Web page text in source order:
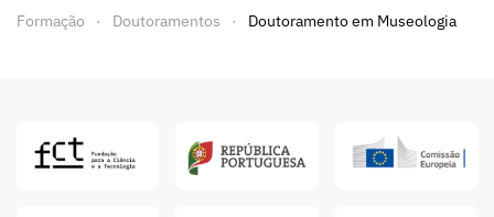
Formação Doutoramentos Doutoramento em Museologia